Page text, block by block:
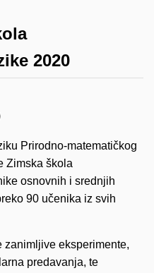
2020
Prirodno-matematičkog
Zimska škola
osnovnih i srednjih
90 učenika iz svih
eksperimente,
predavanja, te